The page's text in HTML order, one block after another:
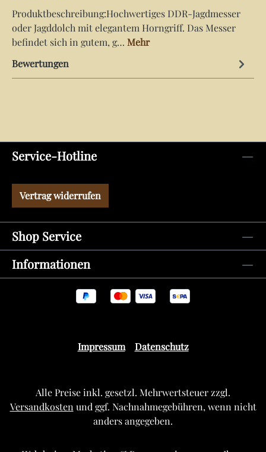
Produktbeschreibung:Hochwertiges DDR-Jagdmesser
oder Jagddolch mit elegantem Horngriff. Das Messer
befindet sich in gutem, g… Mehr
Bewertungen
Service-Hotline
Vertrag widerrufen
Shop Service
Informationen
Impressum Datenschutz
Alle Preise inkl. gesetzl. Mehrwertsteuer zzgl.
Versandkosten und ggf. Nachnahmegebühren, wenn nicht
anders angegeben.